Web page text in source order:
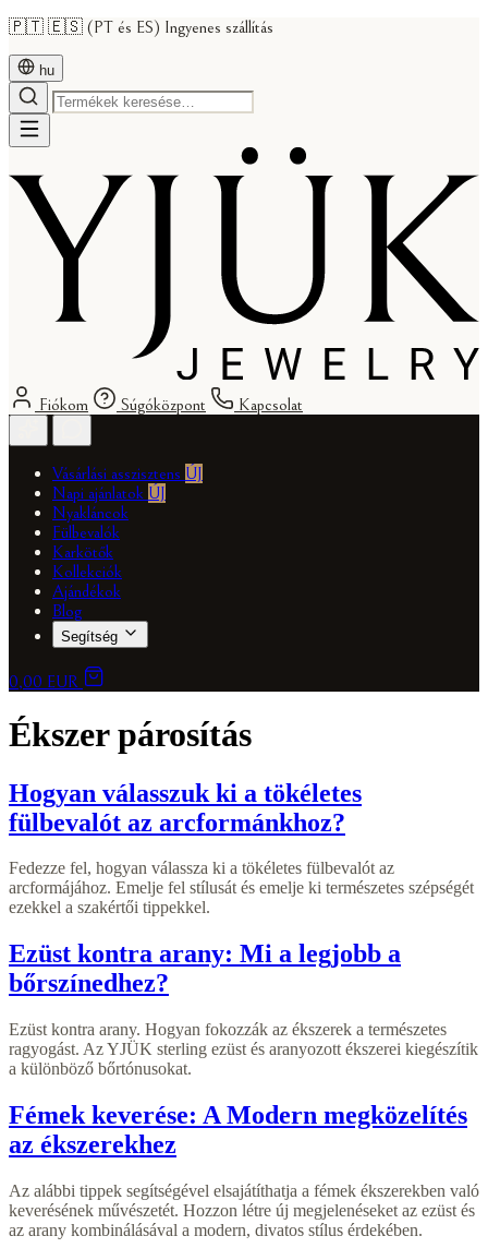
🇵🇹 🇪🇸 (PT és ES) Ingyenes szállítás
hu
Fiókom Súgóközpont Kapcsolat
Vásárlási asszisztens ÚJ
Napi ajánlatok ÚJ
Nyakláncok
Fülbevalók
Karkötők
Kollekciók
Ajándékok
Blog
Segítség
0,00 EUR
Ékszer párosítás
Hogyan válasszuk ki a tökéletes
fülbevalót az arcformánkhoz?
Fedezze fel, hogyan válassza ki a tökéletes fülbevalót az
arcformájához. Emelje fel stílusát és emelje ki természetes szépségét
ezekkel a szakértői tippekkel.
Ezüst kontra arany: Mi a legjobb a
bőrszínedhez?
Ezüst kontra arany. Hogyan fokozzák az ékszerek a természetes
ragyogást. Az YJÜK sterling ezüst és aranyozott ékszerei kiegészítik
a különböző bőrtónusokat.
Fémek keverése: A Modern megközelítés
az ékszerekhez
Az alábbi tippek segítségével elsajátíthatja a fémek ékszerekben való
keverésének művészetét. Hozzon létre új megjelenéseket az ezüst és
az arany kombinálásával a modern, divatos stílus érdekében.